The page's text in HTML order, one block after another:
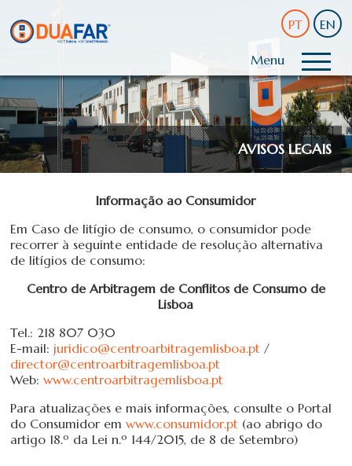
PT EN
Menu
AVISOS LEGAIS
Informação ao Consumidor
Em Caso de litígio de consumo, o consumidor pode
recorrer à seguinte entidade de resolução alternativa
de litígios de consumo:
Centro de Arbitragem de Conflitos de Consumo de
Lisboa
Tel.: 218 807 030
E-mail: juridico@centroarbitragemlisboa.pt /
director@centroarbitragemlisboa.pt
Web:www.centroarbitragemlisboa.pt
Para atualizações e mais informações, consulte o Portal
do Consumidor emwww.consumidor.pt (ao abrigo do
artigo 18.º da Lei n.º 144/2015, de 8 de Setembro)